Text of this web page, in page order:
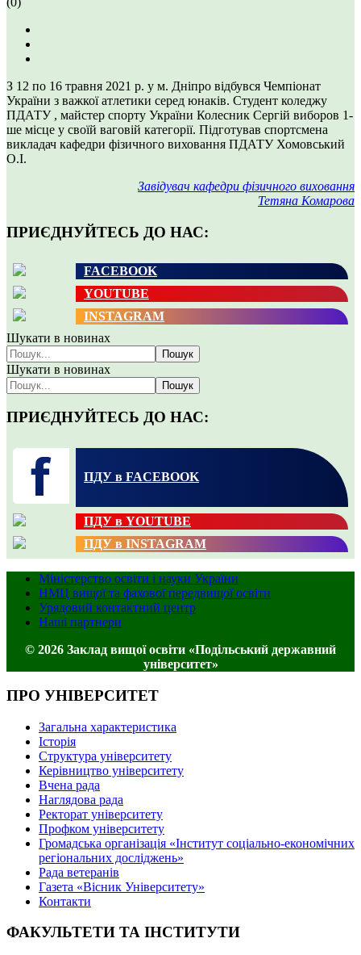
З 12 по 16 травня 2021 р. у м. Дніпро відбувся Чемпіонат
України з важкої атлетики серед юнаків. Студент коледжу
ПДАТУ , майстер спорту України Колесник Сергій виборов 1-
ше місце у своїй ваговій категорії. Підготував спортсмена
викладач кафедри фізичного виховання ПДАТУ Хомовський
О.І.
Завідувач кафедри фізичного виховання
Тетяна Комарова
ПРИЄДНУЙТЕСЬ ДО НАС:
FACEBOOK
YOUTUBE
INSTAGRAM
Шукати в новинах
Пошук
Шукати в новинах
Пошук
ПРИЄДНУЙТЕСЬ ДО НАС:
ПДУ в FACEBOOK
ПДУ в YOUTUBE
ПДУ в INSTAGRAM
Міністерство освіти і науки України
НМЦ вищої та фахової передвищої освіти
Урядовий контактний центр
Наші партнери
© 2026 Заклад вищої освіти «Подільський державний
університет»
ПРО УНІВЕРСИТЕТ
Загальна характеристика
Історія
Структура університету
Керівництво університету
Вчена рада
Наглядова рада
Ректорат університету
Профком університету
Громадська організація «Інститут соціально-економічних
регіональних досліджень»
Рада ветеранів
Газета «Вісник Університету»
Контакти
ФАКУЛЬТЕТИ ТА ІНСТИТУТИ